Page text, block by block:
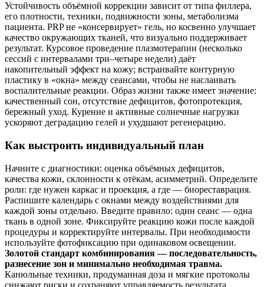
Устойчивость объёмной коррекции зависит от типа филлера,
его плотности, техники, подвижности зоны, метаболизма
пациента. PRP не «консервирует» гель, но косвенно улучшает
качество окружающих тканей, что визуально поддерживает
результат. Курсовое проведение плазмотерапии (несколько
сессий с интервалами три–четыре недели) даёт
накопительный эффект на кожу; встраивайте контурную
пластику в «окна» между сеансами, чтобы не наслаивать
воспалительные реакции. Образ жизни также имеет значение:
качественный сон, отсутствие дефицитов, фотопротекция,
бережный уход. Курение и активные солнечные нагрузки
ускоряют деградацию гелей и ухудшают регенерацию.
Как выстроить индивидуальный план
Начните с диагностики: оценка объёмных дефицитов,
качества кожи, склонности к отёкам, асимметрий. Определите
роли: где нужен каркас и проекция, а где — биореставрация.
Распишите календарь с окнами между воздействиями для
каждой зоны отдельно. Введите правило: один сеанс — одна
ткань в одной зоне. Фиксируйте реакцию кожи после каждой
процедуры и корректируйте интервалы. При необходимости
используйте фотофиксацию при одинаковом освещении.
Золотой стандарт комбинирования — последовательность,
разнесение зон и минимально необходимая травма.
Канюльные техники, продуманная доза и мягкие протоколы
снижают риски и сохраняют управляемость результата.